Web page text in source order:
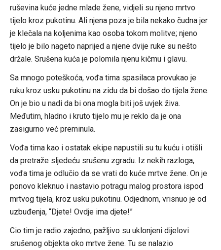
ruševina kuće jedne mlade žene, vidjeli su njeno mrtvo
tijelo kroz pukotinu. Ali njena poza je bila nekako čudna jer
je klečala na koljenima kao osoba tokom molitve; njeno
tijelo je bilo nageto naprijed a njene dvije ruke su nešto
držale. Srušena kuća je polomila njenu kičmu i glavu.
Sa mnogo poteškoća, vođa tima spasilaca provukao je
ruku kroz usku pukotinu na zidu da bi došao do tijela žene.
On je bio u nadi da bi ona mogla biti još uvjek živa.
Međutim, hladno i kruto tijelo mu je reklo da je ona
zasigurno već preminula.
Vođa tima kao i ostatak ekipe napustili su tu kuću i otišli
da pretraže sljedeću srušenu zgradu. Iz nekih razloga,
vođa tima je odlučio da se vrati do kuće mrtve žene. On je
ponovo kleknuo i nastavio potragu malog prostora ispod
mrtvog tijela, kroz usku pukotinu. Odjednom, vrisnuo je od
uzbuđenja, “Djete! Ovdje ima djete!”
Cio tim je radio zajedno; pažljivo su uklonjeni dijelovi
srušenog objekta oko mrtve žene. Tu se nalazio